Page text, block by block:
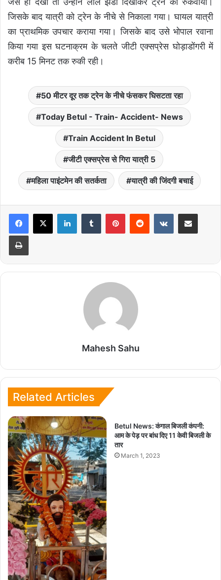
जिसके बाद यात्री को ट्रेन के नीचे से निकाला गया। घायल यात्री
का प्राथमिक उपचार कराया गया। जिसके बाद उसे भोपाल रवाना
किया गया इस घटनाक्रम के चलते जीटी एक्सप्रेस घोड़ाडोंगरी में
करीब 15 मिनट तक रुकी रही।
50 मीटर दूर तक ट्रेन के नीचे फंसकर घिसटता रहा
Today Betul - Train- Accident- News
Train Accident In Betul
जीटी एक्सप्रेस से गिरा यात्री 5
महिला पाइंटमेन की सतर्कता यात्री की जिंदगी बचाई
Mahesh Sahu
Related Articles
Betul News: कंगाल बिजली कंपनी:
आम के पेड़ पर बांध दिए 11 केवी बिजली के
तार
March 1, 2023